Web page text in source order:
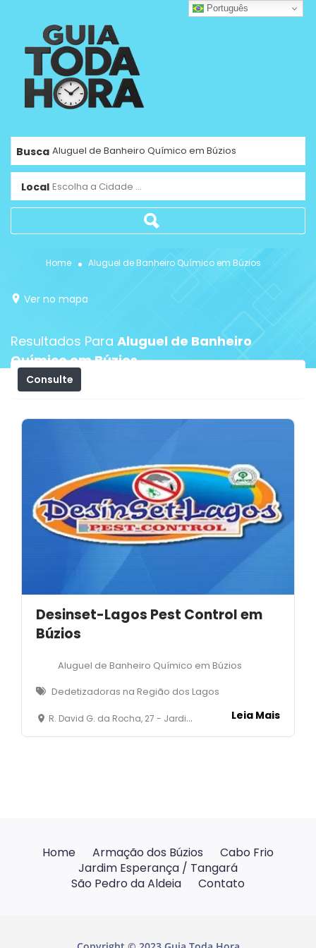
Busca
Local Escolha a Cidade ...
Home Aluguel de Banheiro Químico em Búzios
Ver no mapa
Resultados Para Aluguel de Banheiro
Químico em Búzios
Consulte
Desinset-Lagos Pest Control em
Búzios
Aluguel de Banheiro Químico em Búzios
Dedetizadoras na Região dos Lagos
R. David G. da Rocha, 27 - Jardim Esperança, Cabo Frio - RJ, 28920-010, Brasil Leia Mais
Home Armação dos Búzios
Cabo Frio
Jardim Esperança / Tangará
São Pedro da Aldeia
Contato
Português